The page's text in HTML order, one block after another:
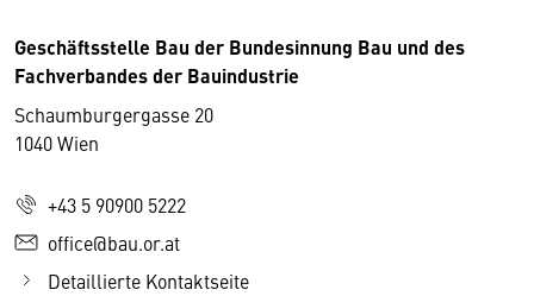
Geschäftsstelle Bau der Bundesinnung Bau und des
Fachverbandes der Bauindustrie
Schaumburgergasse 20
1040 Wien
+43 5 90900 5222
office@bau.or.at
Detaillierte Kontaktseite